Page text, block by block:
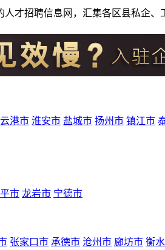
人才招聘信息网，汇集各区县私企
港市 淮安市 盐城市 扬州市 镇江市
市 龙岩市 宁德市
张家口市 承德市 沧州市 廊坊市 衡